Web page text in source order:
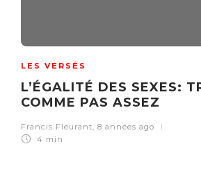
LES VERSÉS
L’ÉGALITÉ DES SEXES:
COMME PAS ASSEZ
Francis Fleurant, 8 années ago
4 min